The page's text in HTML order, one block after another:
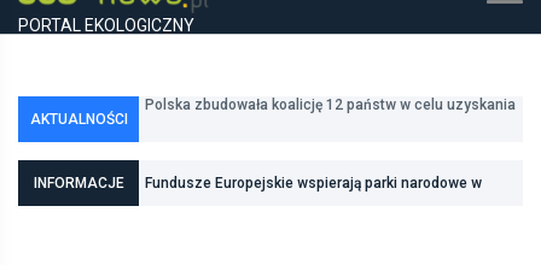
PORTAL EKOLOGICZNY
AKTUALNOŚCI dodatkowych środków na inwestycje w transformację
INFORMACJE
Fundusze Europejskie wspierają parki narodowe w